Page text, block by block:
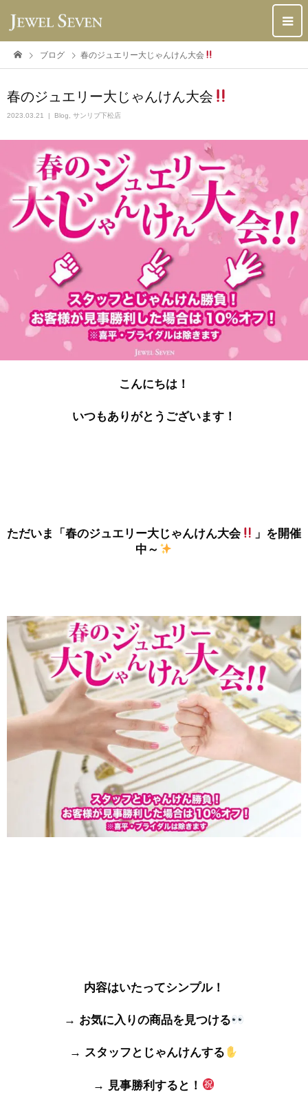
ブログ 春のジュエリー大じゃんけん大会
春のジュエリー大じゃんけん大会
2023.03.21 Blog サンリブ下松店
こんにちは！
いつもありがとうございます！
ただいま「春のジュエリー大じゃんけん大会
」を開催
中～
内容はいたってシンプル！
→ お気に入りの商品を見つける
→ スタッフとじゃんけんする
→ 見事勝利すると！